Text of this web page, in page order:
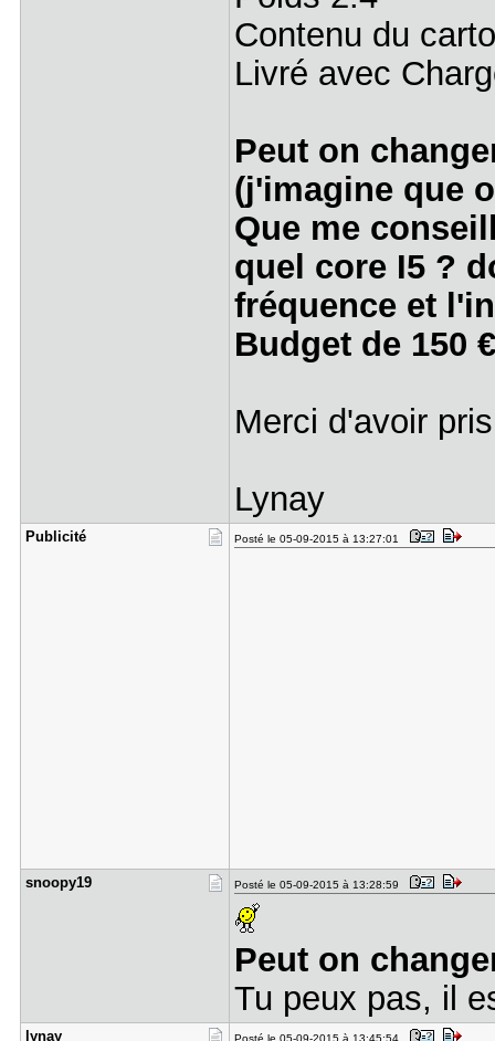
Contenu du
Livré avec
Peut on
(j'imagine que
Que me
quel core I5 ?
fréquence et
Budget de 150
Merci d'avoir
Lynay
Publicité Posté le 05-09-2015 à 13:27:01
snoopy19 Posté le 05-09-2015 à 13:28:59
Peut on
Tu peux pas, il
lynay Posté le 05-09-2015 à 13:45:54